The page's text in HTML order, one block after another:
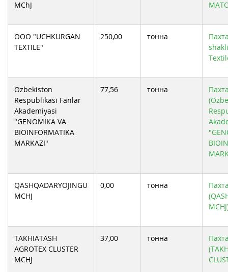
MChJ
OOO "UCHKURGAN
TEXTILE"
250,00 тонна
Ozbekiston
Respublikasi Fanlar
Akademiyasi
"GENOMIKA VA
BIOINFORMATIKA
MARKAZI"
77,56 тонна
QASHQADARYOJINGU
MCHJ
0,00 тонна
TAKHIATASH
AGROTEX CLUSTER
MCHJ
37,00 тонна